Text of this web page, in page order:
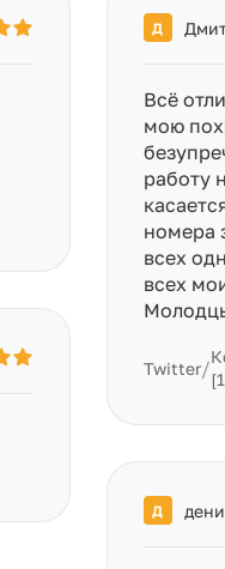
Д
Всё
мою
работу
номера
всех
всех
Twitter/
Д